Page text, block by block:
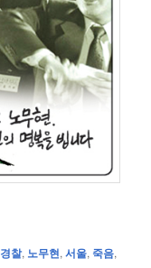
경찰, 노무현,서울, 죽음,